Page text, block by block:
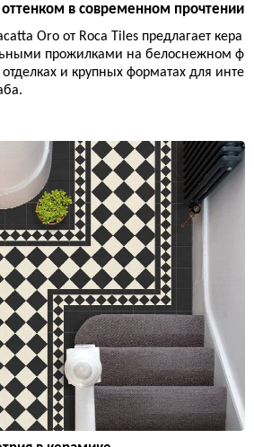
оттенком в современном прочтении
Oro от Roca Tiles предлагает кера
прожилками на белоснежном ф
и крупных форматах для инте